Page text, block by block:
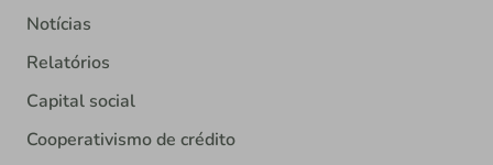
Notícias
Relatórios
Capital social
Cooperativismo de crédito